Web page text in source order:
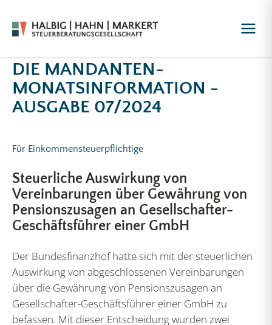
DIE MANDANTEN-
MONATSINFORMATION -
AUSGABE 07/2024
Für Einkommensteuerpflichtige
Steuerliche Auswirkung von
Vereinbarungen über Gewährung von
Pensionszusagen an Gesellschafter-
Geschäftsführer einer GmbH
Der Bundesfinanzhof hatte sich mit der steuerlichen
Auswirkung von abgeschlossenen Vereinbarungen
über die Gewährung von Pensionszusagen an
Gesellschafter-Geschäftsführer einer GmbH zu
befassen. Mit dieser Entscheidung wurden zwei